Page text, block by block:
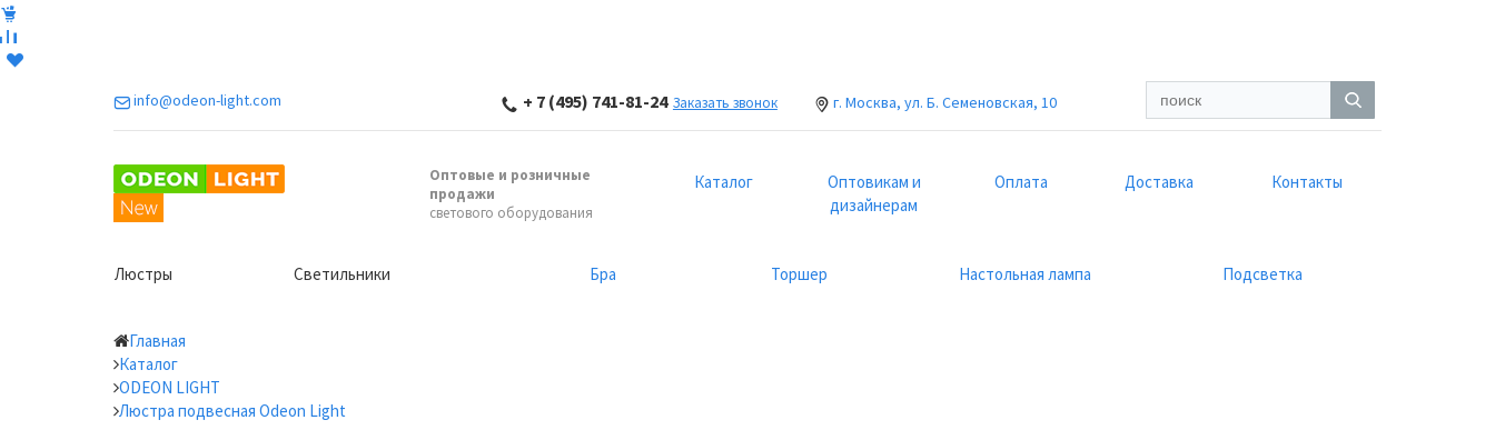
info@odeon-light.com + 7 (495) 741-81-24 Заказать звонок г. Москва, ул. Б. Семеновская, 10
Оптовые и розничные
продажи
светового оборудования
Каталог
Оптовикам и
дизайнерам
Оплата Доставка Контакты
Люстры Светильники Бра Торшер Настольная лампа Подсветка
Главная
Каталог
ODEON LIGHT
Люстра подвесная Odeon Light